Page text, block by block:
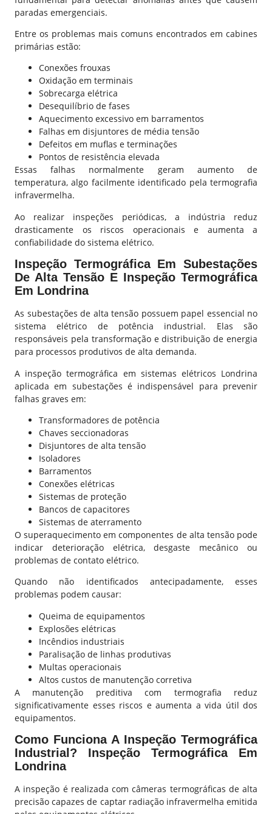
paradas emergenciais.
Entre os problemas mais comuns encontrados em cabines
primárias estão:
Conexões frouxas
Oxidação em terminais
Sobrecarga elétrica
Desequilíbrio de fases
Aquecimento excessivo em barramentos
Falhas em disjuntores de média tensão
Defeitos em muflas e terminações
Pontos de resistência elevada
Essas falhas normalmente geram aumento de
temperatura, algo facilmente identificado pela termografia
infravermelha.
Ao realizar inspeções periódicas, a indústria reduz
drasticamente os riscos operacionais e aumenta a
confiabilidade do sistema elétrico.
Inspeção Termográfica Em Subestações
De Alta Tensão E Inspeção Termográfica
Em Londrina
As subestações de alta tensão possuem papel essencial no
sistema elétrico de potência industrial. Elas são
responsáveis pela transformação e distribuição de energia
para processos produtivos de alta demanda.
A inspeção termográfica em sistemas elétricos Londrina
aplicada em subestações é indispensável para prevenir
falhas graves em:
Transformadores de potência
Chaves seccionadoras
Disjuntores de alta tensão
Isoladores
Barramentos
Conexões elétricas
Sistemas de proteção
Bancos de capacitores
Sistemas de aterramento
O superaquecimento em componentes de alta tensão pode
indicar deterioração elétrica, desgaste mecânico ou
problemas de contato elétrico.
Quando não identificados antecipadamente, esses
problemas podem causar:
Queima de equipamentos
Explosões elétricas
Incêndios industriais
Paralisação de linhas produtivas
Multas operacionais
Altos custos de manutenção corretiva
A manutenção preditiva com termografia reduz
significativamente esses riscos e aumenta a vida útil dos
equipamentos.
Como Funciona A Inspeção Termográfica
Industrial? Inspeção Termográfica Em
Londrina
A inspeção é realizada com câmeras termográficas de alta
precisão capazes de captar radiação infravermelha emitida